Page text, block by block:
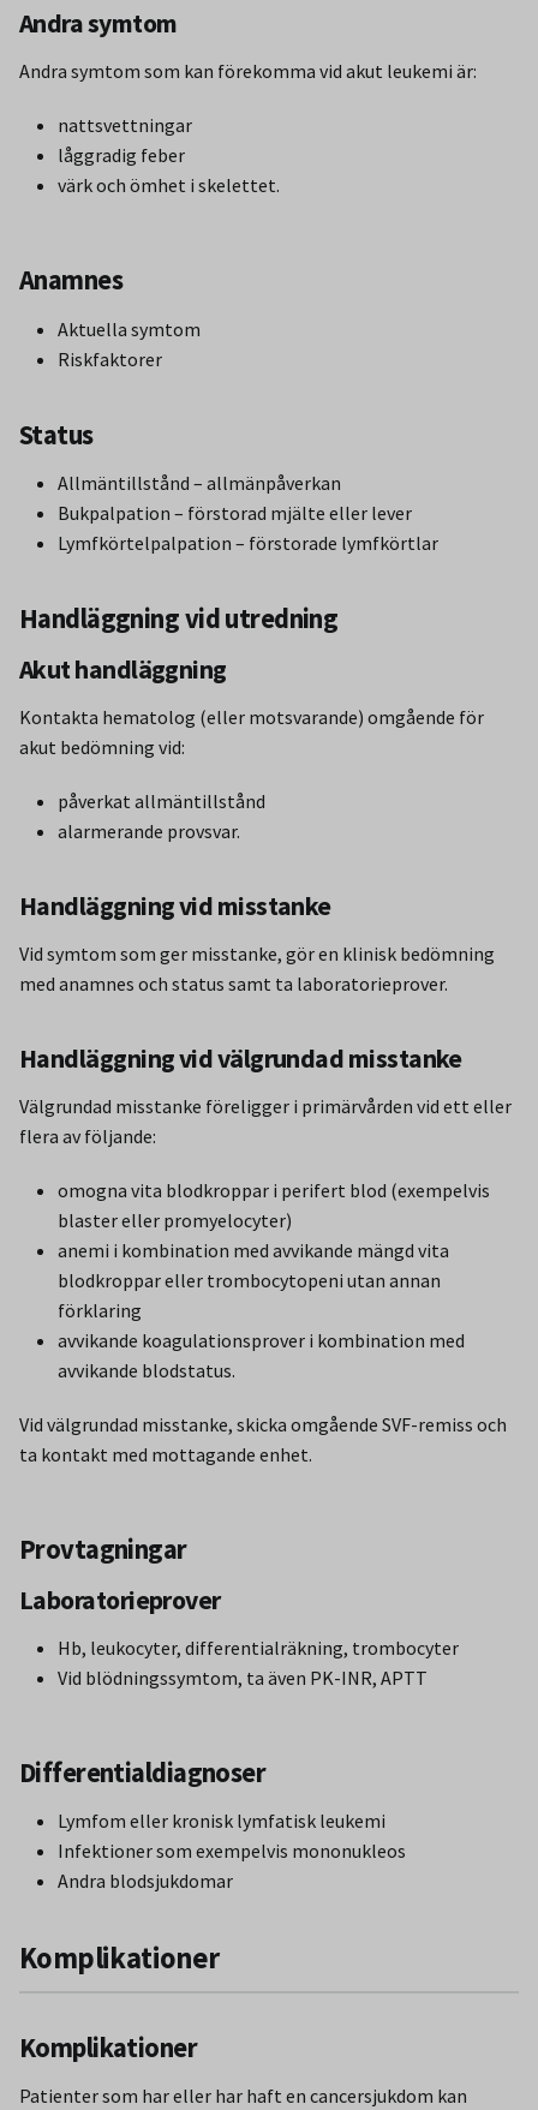
Andra symtom
Andra symtom som kan förekomma vid akut leukemi är:
nattsvettningar
låggradig feber
värk och ömhet i skelettet.
Anamnes
Aktuella symtom
Riskfaktorer
Status
Allmäntillstånd – allmänpåverkan
Bukpalpation – förstorad mjälte eller lever
Lymfkörtelpalpation – förstorade lymfkörtlar
Handläggning vid utredning
Akut handläggning
Kontakta hematolog (eller motsvarande) omgående för
akut bedömning vid:
påverkat allmäntillstånd
alarmerande provsvar.
Handläggning vid misstanke
Vid symtom som ger misstanke, gör en klinisk bedömning
med anamnes och status samt ta laboratorieprover.
Handläggning vid välgrundad misstanke
Välgrundad misstanke föreligger i primärvården vid ett eller
flera av följande:
omogna vita blodkroppar i perifert blod (exempelvis
blaster eller promyelocyter)
anemi i kombination med avvikande mängd vita
blodkroppar eller trombocytopeni utan annan
förklaring
avvikande koagulationsprover i kombination med
avvikande blodstatus.
Vid välgrundad misstanke, skicka omgående SVF-remiss och
ta kontakt med mottagande enhet.
Provtagningar
Laboratorieprover
Hb, leukocyter, differentialräkning, trombocyter
Vid blödningssymtom, ta även PK-INR, APTT
Differentialdiagnoser
Lymfom eller kronisk lymfatisk leukemi
Infektioner som exempelvis mononukleos
Andra blodsjukdomar
Komplikationer
Komplikationer
Patienter som har eller har haft en cancersjukdom kan